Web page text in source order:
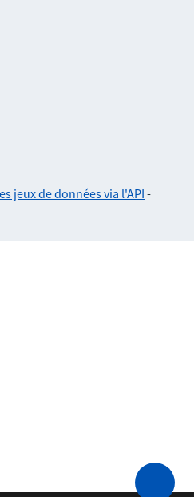
jeux de données via l'API -